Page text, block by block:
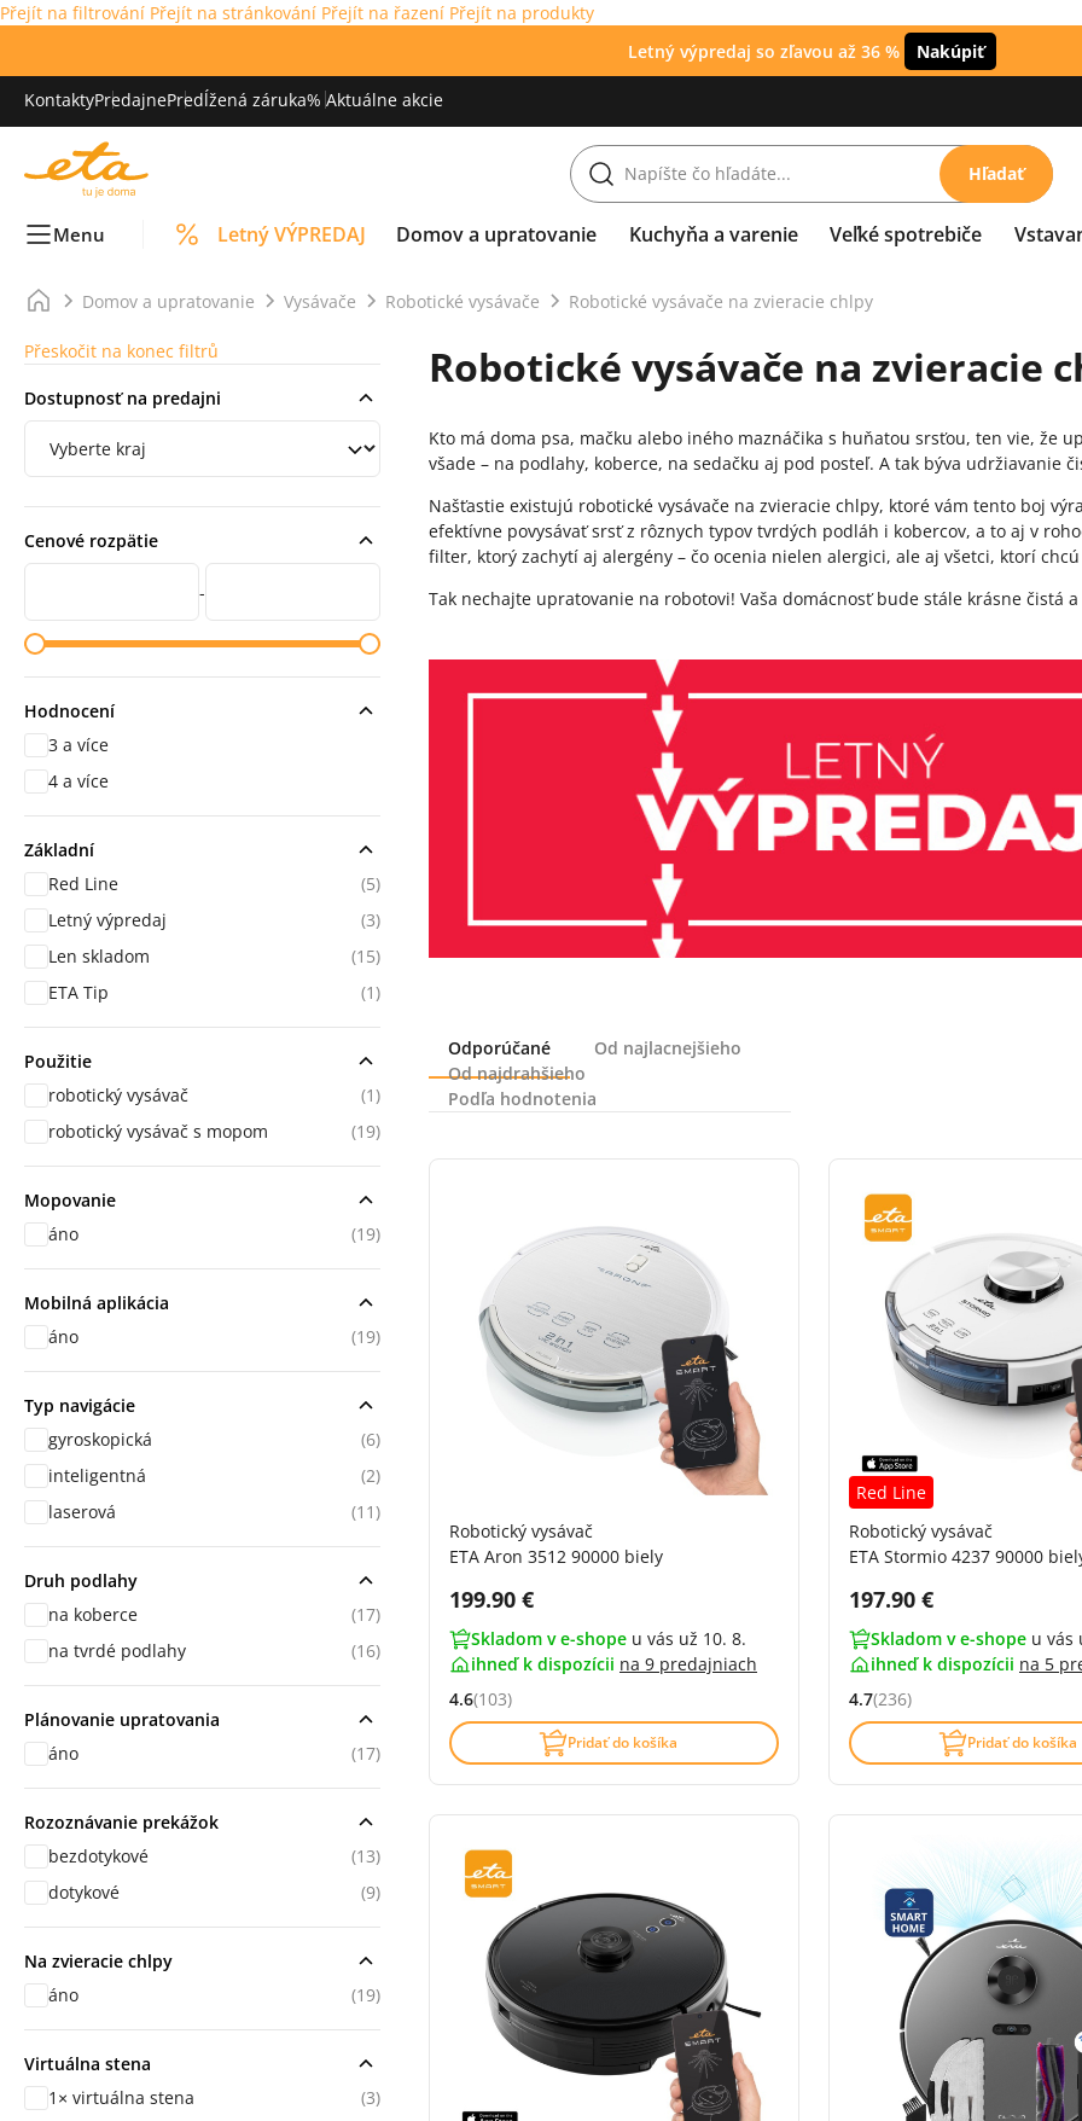
Přejít na filtrování Přejít na stránkování Přejít na řazení Přejít na produkty
Letný výpredaj so zľavou až 36 %
Nakúpiť
KontaktyPredajnePredĺžená záruka% Aktuálne akcie
Hľadať
Menu Letný VÝPREDAJ Domov a upratovanie Kuchyňa a varenie Veľké spotrebiče
Domov a upratovanie Vysávače Robotické vysávače Robotické vysávače na zvieracie chlpy
Robotické vysávače na zvieracie
Kto má doma psa, mačku alebo iného maznáčika s huňatou srsťou, ten vie, že
všade – na podlahy, koberce, na sedačku aj pod posteľ. A tak býva udržiavanie
Našťastie existujú robotické vysávače na zvieracie chlpy, ktoré vám tento boj
efektívne povysávať srsť z rôznych typov tvrdých podláh i kobercov, a to aj v
filter, ktorý zachytí aj alergény – čo ocenia nielen alergici, ale aj všetci, ktorí
Tak nechajte upratovanie na robotovi! Vaša domácnosť bude stále krásne čistá
Radenie
Odporúčané
Od najlacnejšieho
Od najdrahšieho
Podľa hodnotenia
Robotický vysávač
ETA Aron 3512 90000 biely
Cena s DPH:
199.90 €
Skladom v e-shope u vás už 10. 8.
ihneď k dispozícii na 9 predajniach
Hodnocení: 4.6 z 5 (103 recenzí)
4.6(103)
Pridať do košíka
Red Line
Robotický vysávač
ETA Stormio 4237 90000
Cena s DPH:
197.90 €
Skladom v e-shope u vás
ihneď k dispozícii na 5
Hodnocení: 4.7 z 5 (236
4.7(236)
Pridať do košíka
Přeskočit na konec filtrů
Dostupnosť na predajni
Filtrování podle regionu
Cenové rozpätie
Cena od
-
Cena do
Hodnocení
hodnocení
3 a více
hodnocení
4 a více
Základní
Red Line
(5)
Letný výpredaj
(3)
Len skladom
(15)
ETA Tip
(1)
Použitie
robotický vysávač
(1)
robotický vysávač s mopom
(19)
Mopovanie
áno
(19)
Mobilná aplikácia
áno
(19)
Typ navigácie
gyroskopická
(6)
inteligentná
(2)
laserová
(11)
Druh podlahy
na koberce
(17)
na tvrdé podlahy
(16)
Plánovanie upratovania
áno
(17)
Rozoznávanie prekážok
bezdotykové
(13)
dotykové
(9)
Na zvieracie chlpy
áno
(19)
Virtuálna stena
1× virtuálna stena
(3)